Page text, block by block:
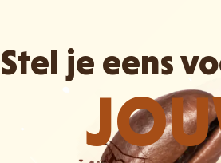
Stel je eens